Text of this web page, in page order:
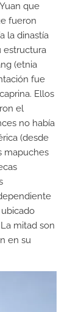
que
fueron
la dinastía
estructura
(etnia
fue
Ellos
el
no había
(desde
mapuches
mitad son
en su